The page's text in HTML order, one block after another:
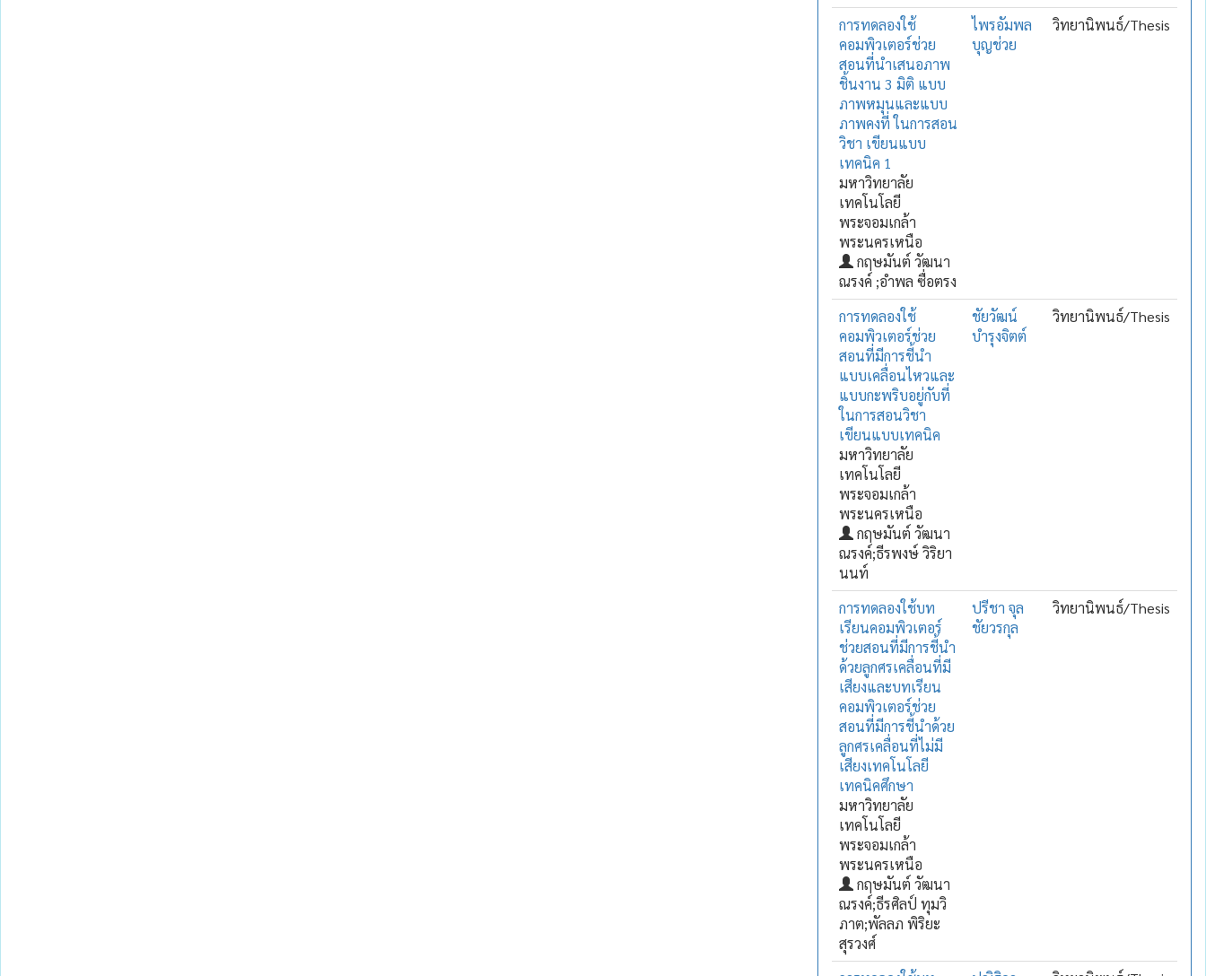
การทดลองใช้
คอมพิวเตอร์ช่วย
สอนที่นำเสนอภาพ
ชิ้นงาน 3 มิติ แบบ
ภาพหมุนและแบบ
ภาพคงที่ ในการสอน
วิชา เขียนแบบ
เทคนิค 1
มหาวิทยาลัย
เทคโนโลยี
พระจอมเกล้า
พระนครเหนือ
กฤษมันต์ วัฒนา
ณรงค์ ;อำพล ซื่อตรง
ไพรอัมพล
บุญช่วย
วิทยานิพนธ์/Thesis
การทดลองใช้
คอมพิวเตอร์ช่วย
สอนที่มีการชี้นำ
แบบเคลื่อนไหวและ
แบบกะพริบอยู่กับที่
ในการสอนวิชา
เขียนแบบเทคนิค
มหาวิทยาลัย
เทคโนโลยี
พระจอมเกล้า
พระนครเหนือ
กฤษมันต์ วัฒนา
ณรงค์;ธีรพงษ์ วิริยา
นนท์
ชัยวัฒน์
บำรุงจิตต์
วิทยานิพนธ์/Thesis
การทดลองใช้บท
เรียนคอมพิวเตอร์
ช่วยสอนที่มีการชี้นำ
ด้วยลูกศรเคลื่อนที่มี
เสียงและบทเรียน
คอมพิวเตอร์ช่วย
สอนที่มีการชี้นำด้วย
ลูกศรเคลื่อนที่ไม่มี
เสียงเทคโนโลยี
เทคนิคศึกษา
มหาวิทยาลัย
เทคโนโลยี
พระจอมเกล้า
พระนครเหนือ
กฤษมันต์ วัฒนา
ณรงค์;ธีรศิลป์ ทุมวิ
ภาต;พัลลภ พิริยะ
สุรวงศ์
ปรีชา จุล
ชัยวรกุล
วิทยานิพนธ์/Thesis